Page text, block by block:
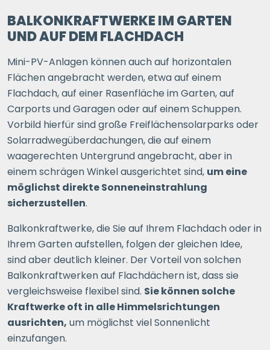
BALKONKRAFTWERKE IM GARTEN
UND AUF DEM FLACHDACH
Mini-PV-Anlagen können auch auf horizontalen
Flächen angebracht werden, etwa auf einem
Flachdach, auf einer Rasenfläche im Garten, auf
Carports und Garagen oder auf einem Schuppen.
Vorbild hierfür sind große Freiflächensolarparks oder
Solarradwegüberdachungen, die auf einem
waagerechten Untergrund angebracht, aber in
einem schrägen Winkel ausgerichtet sind, um eine
möglichst direkte Sonneneinstrahlung
sicherzustellen.
Balkonkraftwerke, die Sie auf Ihrem Flachdach oder in
Ihrem Garten aufstellen, folgen der gleichen Idee,
sind aber deutlich kleiner. Der Vorteil von solchen
Balkonkraftwerken auf Flachdächern ist, dass sie
vergleichsweise flexibel sind. Sie können solche
Kraftwerke oft in alle Himmelsrichtungen
ausrichten, um möglichst viel Sonnenlicht
einzufangen.